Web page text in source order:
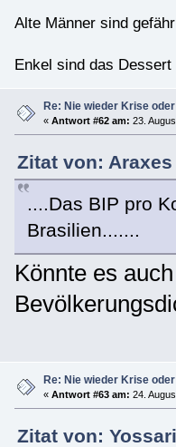
Alte Männer sind
Enkel sind das Dessert
Re: Nie wieder Krise
« Antwort #62 am: 23.
Zitat von: Araxes
....Das BIP pro
Brasilien.......
Könnte es
Re: Nie wieder Krise
« Antwort #63 am: 24.
Zitat von: